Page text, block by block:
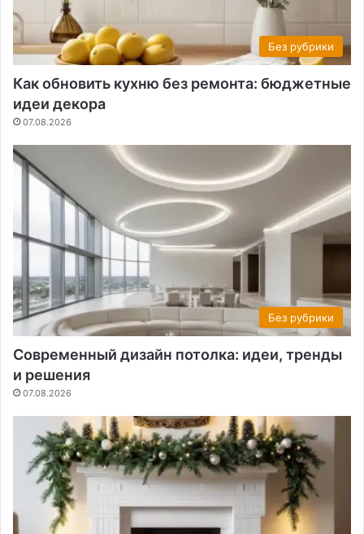
Без рубрики
Как обновить кухню без ремонта: бюджетные
идеи декора
07.08.2026
Без рубрики
Современный дизайн потолка: идеи, тренды
и решения
07.08.2026